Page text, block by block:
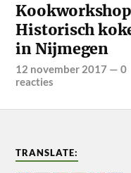
Historisch
in Nijmegen
12 november 2017 —0
reacties
TRANSLATE: